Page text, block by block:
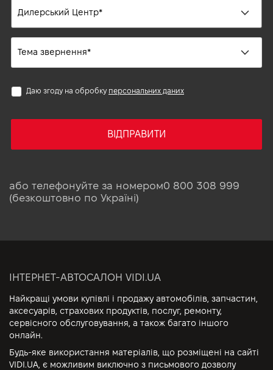
Даю згоду на обробку персональних даних
ВІДПРАВИТИ
або телефонуйте за номером0 800 308 999
(безкоштовно по Україні)
ІНТЕРНЕТ-АВТОСАЛОН VIDI.UA
Найкращі умови купівлі і продажу автомобілів, запчастин,
аксесуарів, страхових продуктів, послуг, ремонту,
сервісного обслуговування, а також багато іншого
онлайн.
Будь-яке використання матеріалів, що розміщені на сайті
VIDI.UA, є можливим виключно з письмового дозволу